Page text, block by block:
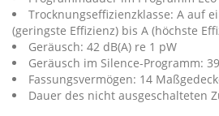
Trocknungseffizienzklasse: A auf
(geringste Effizienz) bis A (höchste
Geräusch: 42 dB(A) re 1 pW
Geräusch im Silence-Programm:
Fassungsvermögen: 14
Dauer des nicht ausgeschalteten